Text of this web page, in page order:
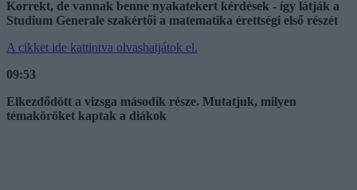
Korrekt, de vannak benne nyakatekert kérdések - így látják a
Studium Generale szakértői a matematika érettségi első részét
A cikket ide kattintva olvashatjátok el.
09:53
Elkezdődött a vizsga második része. Mutatjuk, milyen
témaköröket kaptak a diákok